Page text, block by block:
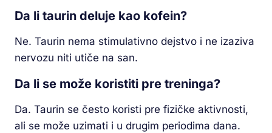
Da li taurin deluje kao kofein?
Ne. Taurin nema stimulativno dejstvo i ne izaziva
nervozu niti utiče na san.
Da li se može koristiti pre treninga?
Da. Taurin se često koristi pre fizičke aktivnosti,
ali se može uzimati i u drugim periodima dana.